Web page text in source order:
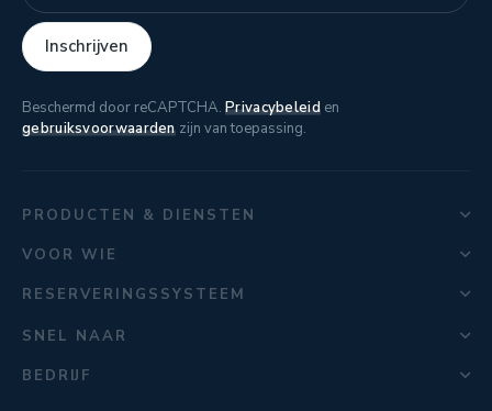
Inschrijven
Beschermd door reCAPTCHA. Privacybeleiden
gebruiksvoorwaardenzijn van toepassing.
PRODUCTEN & DIENSTEN
VOOR WIE
RESERVERINGSSYSTEEM
SNEL NAAR
BEDRIJF